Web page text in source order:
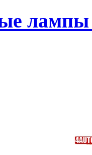
лампы